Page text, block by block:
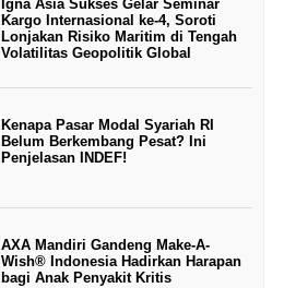
Igna Asia Sukses Gelar Seminar
Kargo Internasional ke-4, Soroti
Lonjakan Risiko Maritim di Tengah
Volatilitas Geopolitik Global
Kenapa Pasar Modal Syariah RI
Belum Berkembang Pesat? Ini
Penjelasan INDEF!
AXA Mandiri Gandeng Make-A-
Wish® Indonesia Hadirkan Harapan
bagi Anak Penyakit Kritis